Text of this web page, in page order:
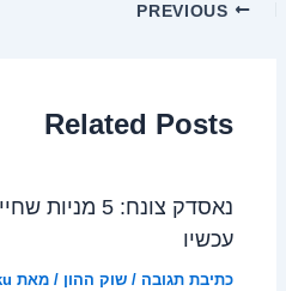
Related Posts
נאסדק צונח: 5
עכשיו
כתיבת תגובה /שוק ההון / מאת